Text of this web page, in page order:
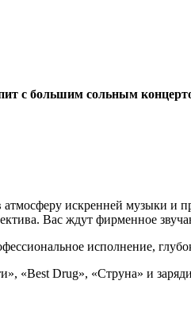
с большим сольным
искренней музыки и
Вас ждут фирменное
исполнение,
«Best Drug», «Струна» и